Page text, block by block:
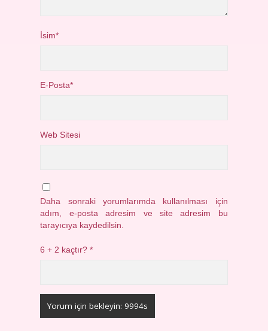
İsim*
E-Posta*
Web Sitesi
Daha sonraki yorumlarımda kullanılması için
adım, e-posta adresim ve site adresim bu
tarayıcıya kaydedilsin.
6 + 2 kaçtır?*